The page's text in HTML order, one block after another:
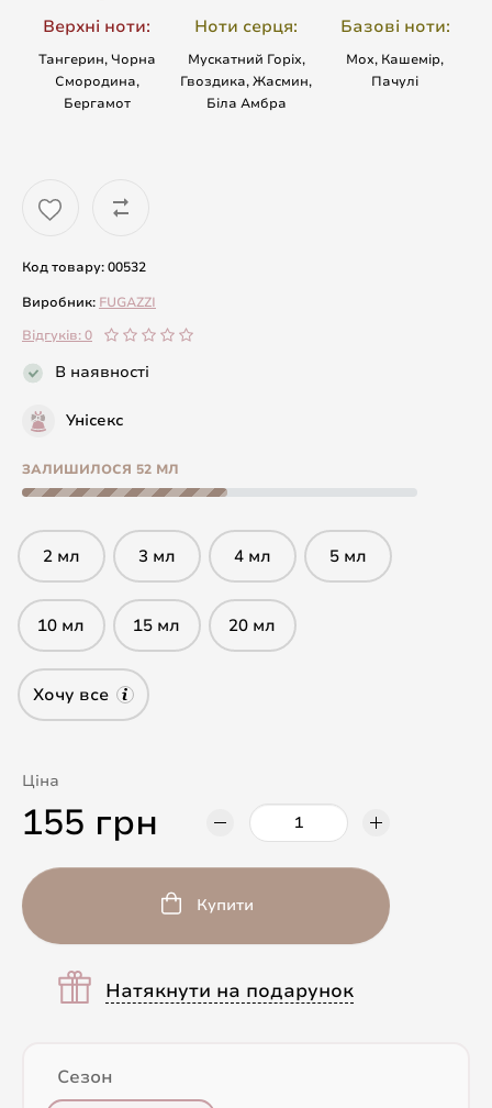
Верхні ноти:
Тангерин, Чорна
Смородина,
Бергамот
Ноти серця:
Мускатний Горіх,
Гвоздика, Жасмин,
Біла Амбра
Базові ноти:
Мох, Кашемір,
Пачулі
Код товару: 00532
Виробник: FUGAZZI
Відгуків: 0
В наявності
Унісекс
ЗАЛИШИЛОСЯ 52 МЛ
2 мл 3 мл 4 мл 5 мл
10 мл 15 мл 20 мл
Хочу все
Ціна
155 грн
Купити
Натякнути на подарунок
Сезон